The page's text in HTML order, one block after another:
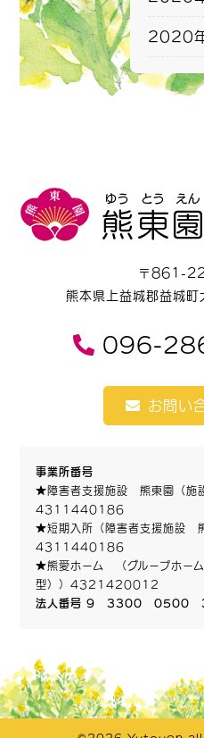
2020
〒861-
熊本県上益城郡益城
096-
お問い
事業所番号
★障害者支援施設 熊東園（施
4311440186
★短期入所（障害者支援施設
4311440186
★熊愛ホーム （グループホー
型））4321420012
法人番号 9 3300 0500